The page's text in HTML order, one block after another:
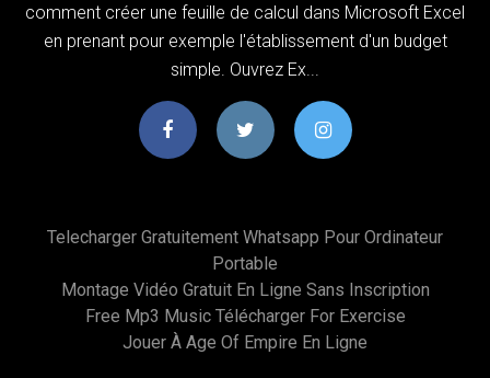
comment créer une feuille de calcul dans Microsoft Excel
en prenant pour exemple l'établissement d'un budget
simple. Ouvrez Ex...
Telecharger Gratuitement Whatsapp Pour Ordinateur
Portable
Montage Vidéo Gratuit En Ligne Sans Inscription
Free Mp3 Music Télécharger For Exercise
Jouer À Age Of Empire En Ligne